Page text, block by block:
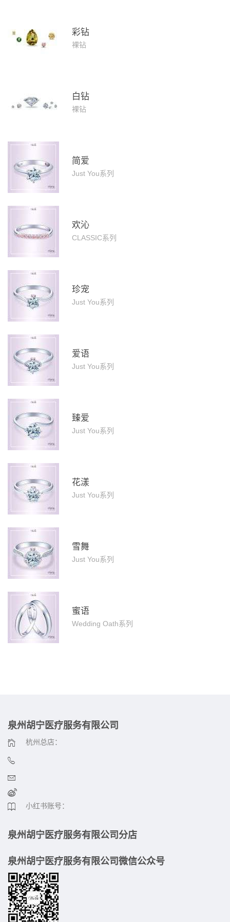
彩钻
裸钻
白钻
裸钻
简爱
Just You系列
欢沁
CLASSIC系列
珍宠
Just You系列
爱语
Just You系列
臻爱
Just You系列
花漾
Just You系列
雪舞
Just You系列
蜜语
Wedding Oath系列
泉州胡宁医疗服务有限公司
杭州总店：
小红书账号：
泉州胡宁医疗服务有限公司分店
泉州胡宁医疗服务有限公司微信公众号